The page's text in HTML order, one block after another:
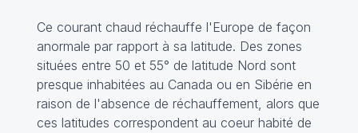
Ce courant chaud réchauffe l'Europe de façon
anormale par rapport à sa latitude. Des zones
situées entre 50 et 55° de latitude Nord sont
presque inhabitées au Canada ou en Sibérie en
raison de l'absence de réchauffement, alors que
ces latitudes correspondent au coeur habité de